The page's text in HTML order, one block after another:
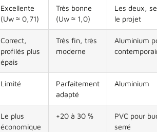
Excellente
(Uw ≈ 0,71)
Très bonne
(Uw ≈ 1,0)
Les deux,
le projet
Correct,
profilés plus
épais
Très fin, très
moderne
Aluminium
Limité
Parfaitement
adapté
Aluminium
Le plus
économique
+20 à 30 %
PVC pour
serré